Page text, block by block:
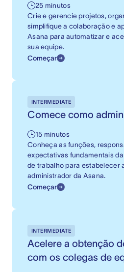
25 minutos
Crie e gerencie projetos,
simplifique a colaboração e
Asana para automatizar e
sua equipe.
Começar
INTERMEDIATE
Comece como
15 minutos
Conheça as funções,
expectativas fundamentais
de trabalho para estabelecer
administrador da Asana.
Começar
INTERMEDIATE
Acelere a obtenção
com os colegas de